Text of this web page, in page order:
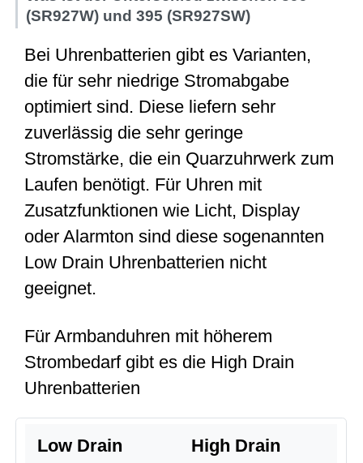
(SR927W) und 395 (SR927SW)
Bei Uhrenbatterien gibt es Varianten,
die für sehr niedrige Stromabgabe
optimiert sind. Diese liefern sehr
zuverlässig die sehr geringe
Stromstärke, die ein Quarzuhrwerk zum
Laufen benötigt. Für Uhren mit
Zusatzfunktionen wie Licht, Display
oder Alarmton sind diese sogenannten
Low Drain Uhrenbatterien nicht
geeignet.
Für Armbanduhren mit höherem
Strombedarf gibt es die High Drain
Uhrenbatterien
Low Drain
High Drain